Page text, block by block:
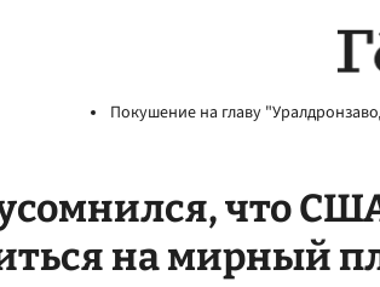
Покушение на главу
что
на мирный